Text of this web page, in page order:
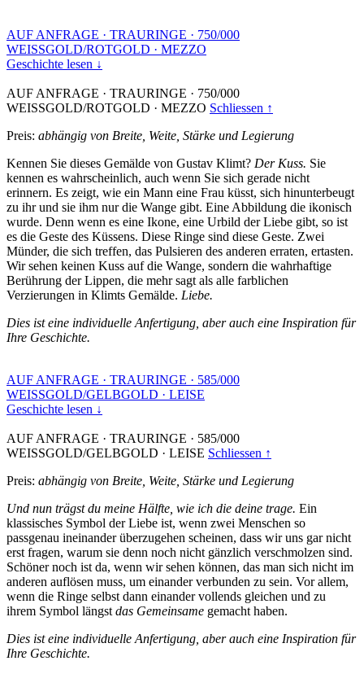
AUF ANFRAGE · TRAURINGE · 750/000
WEISSGOLD/ROTGOLD · MEZZO
Geschichte lesen ↓
AUF ANFRAGE · TRAURINGE · 750/000
WEISSGOLD/ROTGOLD · MEZZO Schliessen ↑
Preis: abhängig von Breite, Weite, Stärke und Legierung
Kennen Sie dieses Gemälde von Gustav Klimt? Der Kuss. Sie
kennen es wahrscheinlich, auch wenn Sie sich gerade nicht
erinnern. Es zeigt, wie ein Mann eine Frau küsst, sich hinunterbeugt
zu ihr und sie ihm nur die Wange gibt. Eine Abbildung die ikonisch
wurde. Denn wenn es eine Ikone, eine Urbild der Liebe gibt, so ist
es die Geste des Küssens. Diese Ringe sind diese Geste. Zwei
Münder, die sich treffen, das Pulsieren des anderen erraten, ertasten.
Wir sehen keinen Kuss auf die Wange, sondern die wahrhaftige
Berührung der Lippen, die mehr sagt als alle farblichen
Verzierungen in Klimts Gemälde. Liebe.
Dies ist eine individuelle Anfertigung, aber auch eine Inspiration für
Ihre Geschichte.
AUF ANFRAGE · TRAURINGE · 585/000
WEISSGOLD/GELBGOLD · LEISE
Geschichte lesen ↓
AUF ANFRAGE · TRAURINGE · 585/000
WEISSGOLD/GELBGOLD · LEISE Schliessen ↑
Preis: abhängig von Breite, Weite, Stärke und Legierung
Und nun trägst du meine Hälfte, wie ich die deine trage. Ein
klassisches Symbol der Liebe ist, wenn zwei Menschen so
passgenau ineinander überzugehen scheinen, dass wir uns gar nicht
erst fragen, warum sie denn noch nicht gänzlich verschmolzen sind.
Schöner noch ist da, wenn wir sehen können, das man sich nicht im
anderen auflösen muss, um einander verbunden zu sein. Vor allem,
wenn die Ringe selbst dann einander vollends gleichen und zu
ihrem Symbol längst das Gemeinsame gemacht haben.
Dies ist eine individuelle Anfertigung, aber auch eine Inspiration für
Ihre Geschichte.